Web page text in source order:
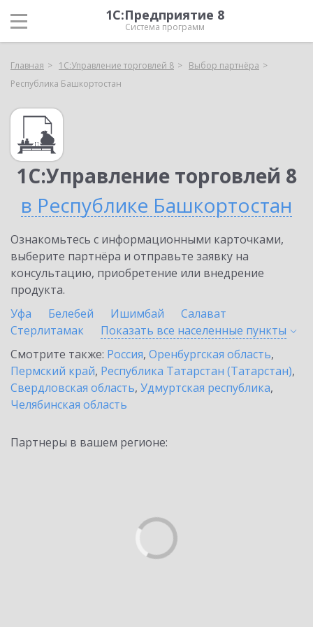
1С:Предприятие 8
Система программ
Главная 1С:Управление торговлей 8
Выбор партнёра
Республика Башкортостан
1С:Управление торговлей 8
в Республике Башкортостан
Ознакомьтесь с информационными карточками,
выберите партнёра и отправьте заявку на
консультацию, приобретение или внедрение
продукта.
Уфа
Белебей Ишимбай
Салават
Стерлитамак
Показать все населенные пункты
Смотрите также: Россия, Оренбургская область,
Пермский край, Республика Татарстан (Татарстан),
Свердловская область, Удмуртская республика,
Челябинская область
Партнеры в вашем регионе: